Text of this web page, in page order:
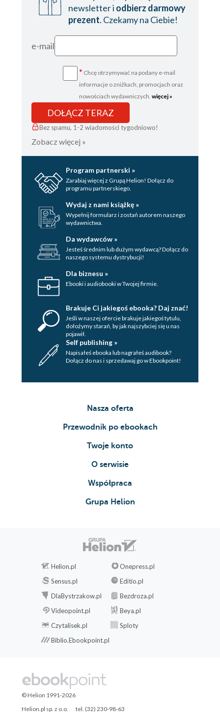
newsletter i odbierz darmowy
prezent. Czekamy na Ciebie!
e-mail
* Chcę otrzymywać na podany e-mail
informacje o zniżkach, promocjach oraz
nowościach wydawniczych. więcej »
DOŁĄCZ TERAZ
Bez spamu, 1-2 wiadomości tygodniowo!
Zobacz więcej »
Program partnerski »
Zarabiaj więcej z Grupą Helion! Dołącz do
programu partnerskiego.
Wydaj z nami książkę »
Wypełnij formularz i zostań autorem naszego
wydawnictwa.
Da wydawców »
Jesteś średnim lub dużym wydawcą? Dołącz do
naszego systemu dystrybucji!
Dla biznesu »
Ebooki i audiobooki w Twojej firmie.
Brakuje Ci jakiegoś ebooka? Daj znać!
Jeśli w naszej ofercie brakuje jakiegoś tytulu,
dołożymy starań, by jak najszybciej się u nas
pojawił.
Self publishing »
Napisałeś ebooka lub nagrałeś audibook?
Dołącz do nas i sprzedawaj go w Ebookpoint!
Nasza oferta
Przewodnik po ebookach
Twoje konto
O serwisie
Współpraca
Grupa Helion
Helion.pl
Onepress.pl
Sensus.pl
Editio.pl
DlaBystrzakow.pl
Bezdroza.pl
Videopoint.pl
Beya.pl
Czytalisek.pl
Sploty
Biblio.Ebookpoint.pl
© Helion 1991-2026
Helion.pl sp. z o.o.
tel. (32) 230-98-63